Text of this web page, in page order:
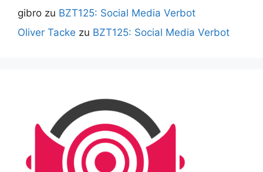
gibro zu BZT125: Social Media Verbot
Oliver Tacke zu BZT125: Social Media Verbot